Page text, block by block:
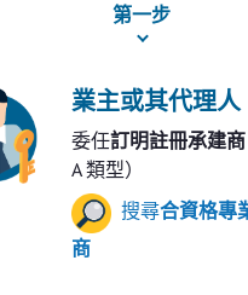
第一步
業主或其代理人
委任訂明註冊承建商
A 類型）
搜尋合資格專
商